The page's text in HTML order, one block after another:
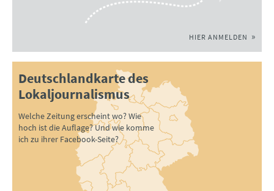
HIER ANMELDEN
Deutschlandkarte des
Lokaljournalismus
Welche Zeitung erscheint wo? Wie
hoch ist die Auflage? Und wie komme
ich zu ihrer Facebook-Seite?